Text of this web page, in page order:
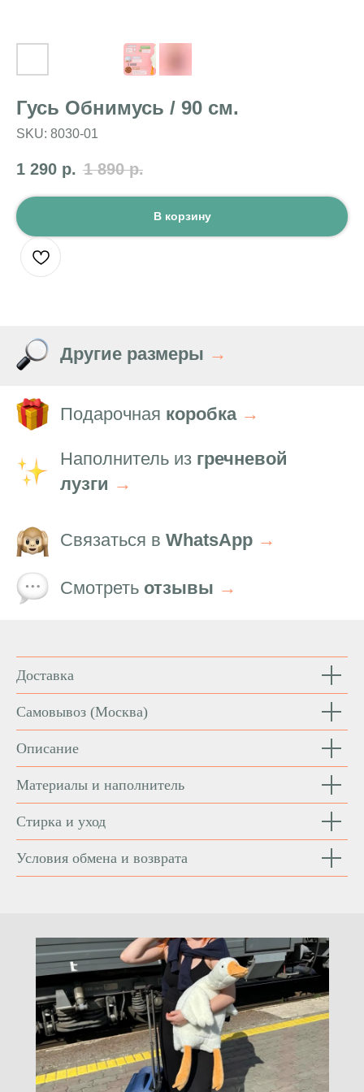
Гусь Обнимусь / 90 см.
SKU: 8030-01
1 290 р. 1 890 р.
В корзину
Другие размеры →
Подарочная коробка →
Наполнитель из гречневой
лузги →
Связаться в WhatsApp →
Смотреть отзывы →
Доставка
Самовывоз (Москва)
Описание
Материалы и наполнитель
Стирка и уход
Условия обмена и возврата